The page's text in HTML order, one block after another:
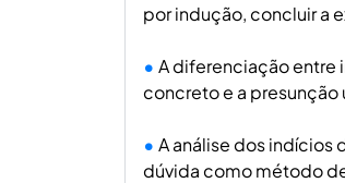
por indução, concluir a
A diferenciação entre
concreto e a
A análise dos indícios
dúvida como método